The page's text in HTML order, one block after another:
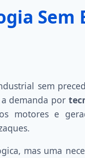
Sem
sem
demanda por
motores e
mas uma